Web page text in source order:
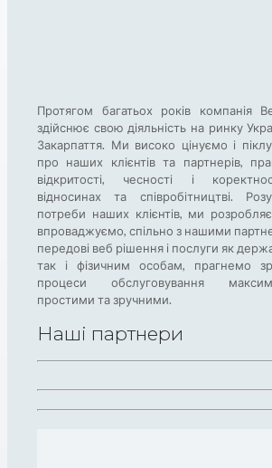
Протягом багатьох років компанія
здійснює свою діяльність на ринку
Закарпаття. Ми високо цінуємо і
про наших клієнтів та партнерів,
відкритості, чесності і
відносинах та співробітництві.
потреби наших клієнтів, ми
впроваджуємо, спільно з нашими
передові веб рішення і послуги як
так і фізичним особам, прагнемо
процеси обслуговування
простими та зручними.
Наші партнери